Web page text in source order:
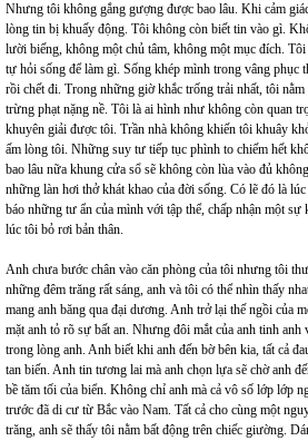
Nhưng tôi không gắng gượng được bao lâu. Khi cảm
lòng tin bị khuấy động. Tôi không còn biết tin vào gì.
lười biếng, không một chủ tâm, không một mục đích.
tự hỏi sống để làm gì. Sống khép mình trong vâng phục
rồi chết đi. Trong những giờ khắc trống trải nhất, tôi
trừng phạt nặng nề. Tôi là ai hình như không còn quan
khuyên giải được tôi. Trần nhà không khiến tôi khuây
ấm lòng tôi. Những suy tư tiếp tục phình to chiếm hết
bao lâu nữa khung cửa sổ sẽ không còn lùa vào đủ
những làn hơi thở khát khao của đời sống. Có lẽ đó là
báo những tư ẩn của mình với tập thể, chấp nhận một
lúc tôi bỏ rơi bản thân.
Anh chưa bước chân vào căn phòng của tôi nhưng tôi
những đêm trăng rất sáng, anh và tôi có thể nhìn thấy
mang anh băng qua đại dương. Anh trở lại thế ngồi của
mặt anh tỏ rõ sự bất an. Nhưng đôi mắt của anh tinh
trong lòng anh. Anh biết khi anh đến bờ bên kia, tất cả
tan biến. Anh tin tương lai mà anh chọn lựa sẽ chờ anh
bề tăm tối của biển. Không chỉ anh mà cả vô số lớp lớp
trước đã di cư từ Bắc vào Nam. Tất cả cho cùng một
trăng, anh sẽ thấy tôi nằm bất động trên chiếc giường.